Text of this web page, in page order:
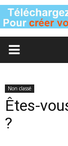
Non classé
Êtes-
?